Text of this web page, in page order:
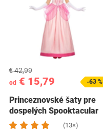
od € 15,79
€ 42,99
-63 %
Princeznovské šaty pre
dospelých Spooktacular
(13×)